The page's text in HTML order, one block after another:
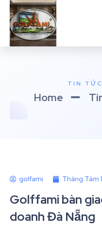
TIN
Home
golfami Tháng Tám
Golffami bàn
doanh Đà Nẵng